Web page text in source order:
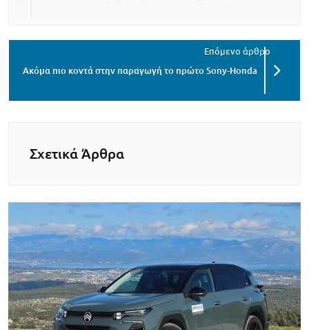
Ακόμα πιο κοντά στην παραγωγή το πρώτο Sony-Honda
Σχετικά Άρθρα